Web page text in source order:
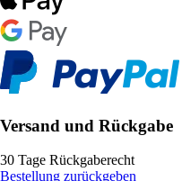
Versand und Rückgabe
30 Tage Rückgaberecht
Bestellung zurückgeben